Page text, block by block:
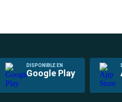
DISPONIBLE EN
Google Play